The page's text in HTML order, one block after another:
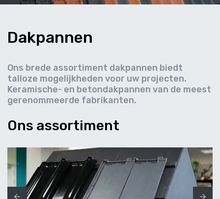
Dakpannen
Ons brede assortiment dakpannen biedt
talloze mogelijkheden voor uw projecten.
Keramische- en betondakpannen van de meest
gerenommeerde fabrikanten.
Ons assortiment